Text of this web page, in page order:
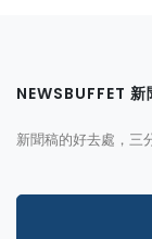
NEWSBUFFET
新聞稿的好去處，三